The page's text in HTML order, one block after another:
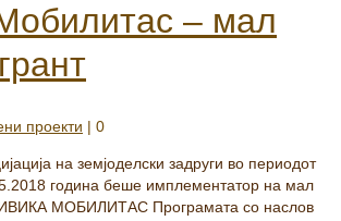
– мал
проекти | 0
на земјоделски задруги во периодот
година беше имплементатор на мал
МОБИЛИТАС Програмата со наслов